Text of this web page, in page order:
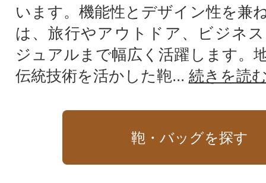
います。機能性とデザイン性を兼
は、旅行やアウトドア、ビジネ
ジュアルまで幅広く活躍します。
伝統技術を活かした鞄... 続きを読
鞄・バッグを探す